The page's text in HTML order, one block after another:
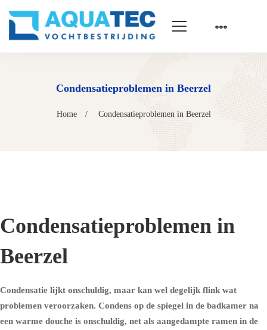
Condensatieproblemen in Beerzel
Home Condensatieproblemen in Beerzel
Condensatieproblemen in
Beerzel
Condensatie lijkt onschuldig, maar kan wel degelijk flink wat
problemen veroorzaken. Condens op de spiegel in de badkamer na
een warme douche is onschuldig, net als aangedampte ramen in de